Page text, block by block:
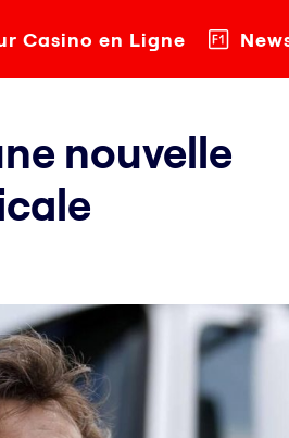
Casino en Ligne
nouvelle